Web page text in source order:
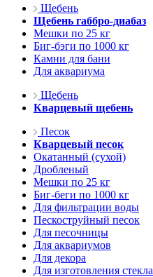
Щебень
Щебень габбро-диабаз
Мешки по 25 кг
Биг-бэги по 1000 кг
Камни для бани
Для аквариума
Щебень
Кварцевый щебень
Песок
Кварцевый песок
Окатанный (сухой)
Дробленый
Мешки по 25 кг
Биг-беги по 1000 кг
Для фильтрации воды
Пескоструйный песок
Для песочницы
Для аквариумов
Для декора
Для изготовления стекла